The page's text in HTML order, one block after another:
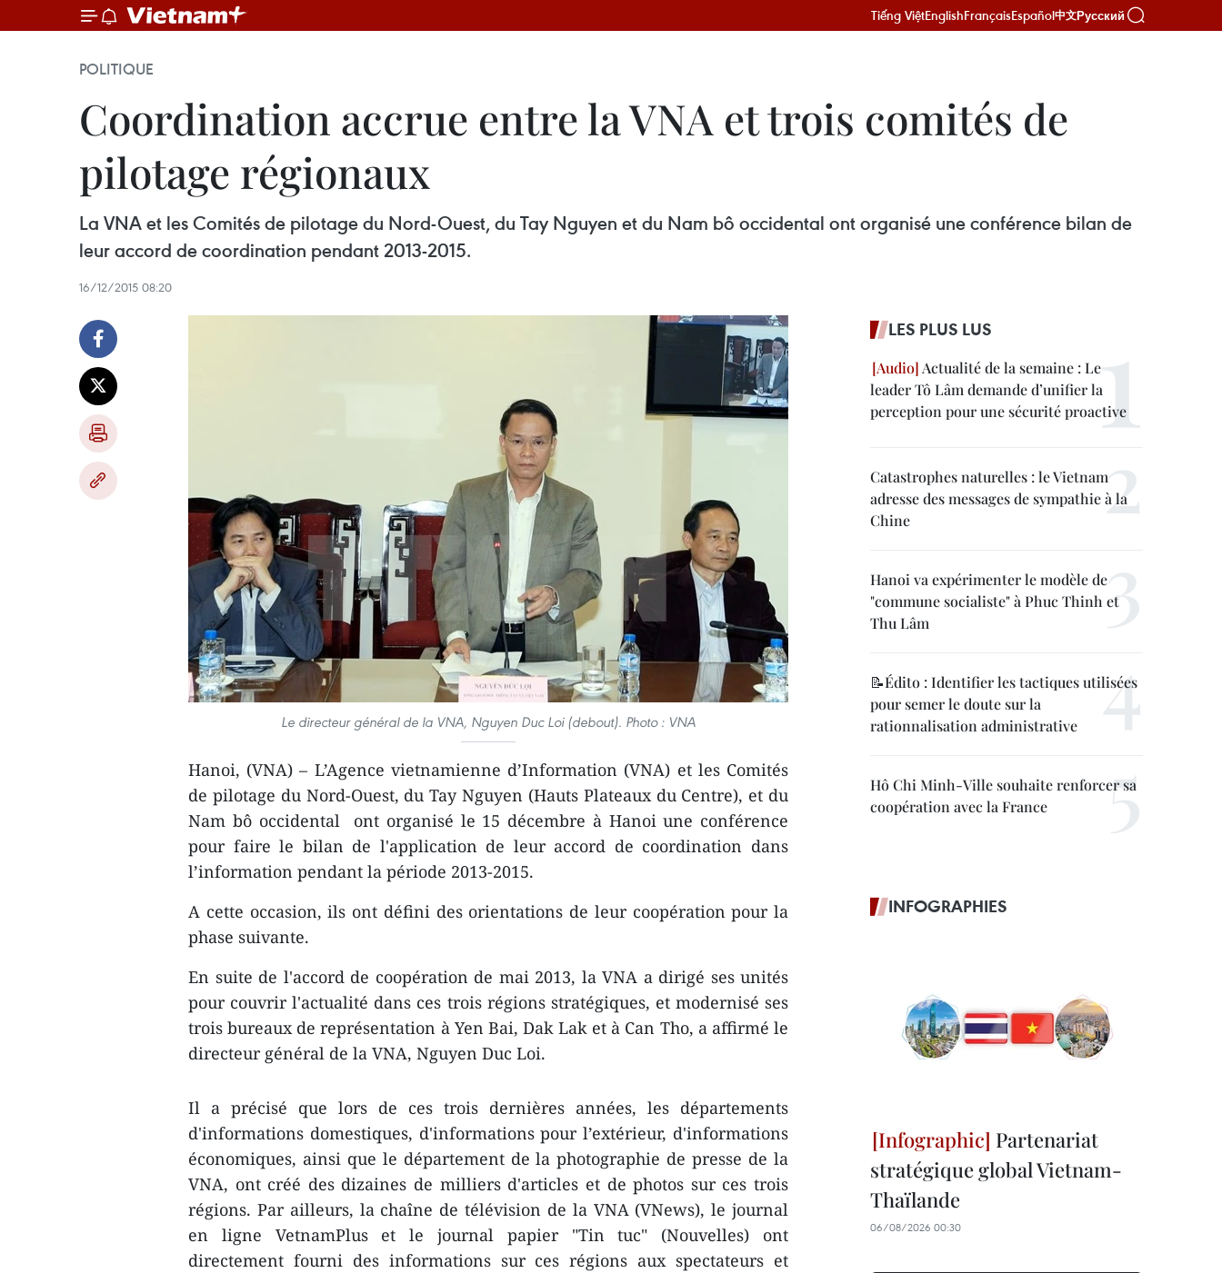
Tiếng ViệtEnglishFrançaisEspañol中文Русский
POLITIQUE
Coordination accrue entre la VNA et trois comités de
pilotage régionaux
La VNA et les Comités de pilotage du Nord-Ouest, du Tay Nguyen et du Nam bô occidental ont organisé une conférence bilan de
leur accord de coordination pendant 2013-2015.
16/12/2015 08:20
Le directeur général de la VNA, Nguyen Duc Loi (debout). Photo : VNA
Hanoi, (VNA) – L’Agence vietnamienne d’Information (VNA) et les Comités
de pilotage du Nord-Ouest, du Tay Nguyen (Hauts Plateaux du Centre), et du
Nam bô occidental ont organisé le 15 décembre à Hanoi une conférence
pour faire le bilan de l'application de leur accord de coordination dans
l’information pendant la période 2013-2015.
A cette occasion, ils ont défini des orientations ​de leur coopération pour la
phase suivante.
En suite de l'accord de coopération de mai 2013, la VNA a dirigé ses unités
pour couvrir l'actualité dans ces trois régions stratégiques, et modernisé ses
trois bureaux de représentation à Yen Bai, Dak Lak et à Can Tho, a ​affirmé le
directeur général de la VNA, Nguyen Duc Loi.
Il a précisé ​que lors de ces trois dernières années, les départements
d'informations domestiques, d'informations ​pour l’extérieur, d'informations
économiques, ainsi que le département de la photographie de presse de la
VNA, ont créé des dizaines de milliers d'articles et de photos sur ces trois
régions. Par ailleurs, la chaîne de télévision de la VNA (VNews), le journal
en ligne VetnamPlus et le journal papier "Tin tuc" (Nouvelles) ont
directement fourni des informations sur ces régions aux spectateurs et
LES PLUS LUS
Actualité de la semaine : Le
leader Tô Lâm demande d’unifier la
perception pour une sécurité proactive
Catastrophes naturelles : le Vietnam
adresse des messages de sympathie à la
Chine
Hanoi va expérimenter le modèle de
"commune socialiste" à Phuc Thinh et
Thu Lâm
📝Édito : Identifier les tactiques utilisées
pour semer le doute sur la
rationnalisation administrative
Hô Chi Minh-Ville souhaite renforcer sa
coopération avec la France
INFOGRAPHIES
Partenariat
stratégique global Vietnam-
Thaïlande
06/08/2026 00:30